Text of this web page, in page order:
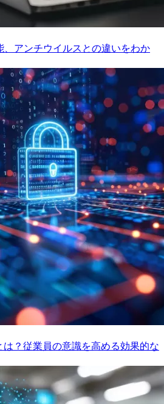
、アンチウイルスとの違いをわか
？従業員の意識を高める効果的な